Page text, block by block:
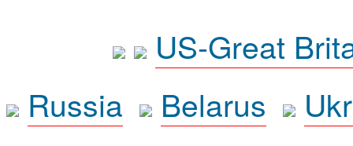
US-Great
Russia
Belarus